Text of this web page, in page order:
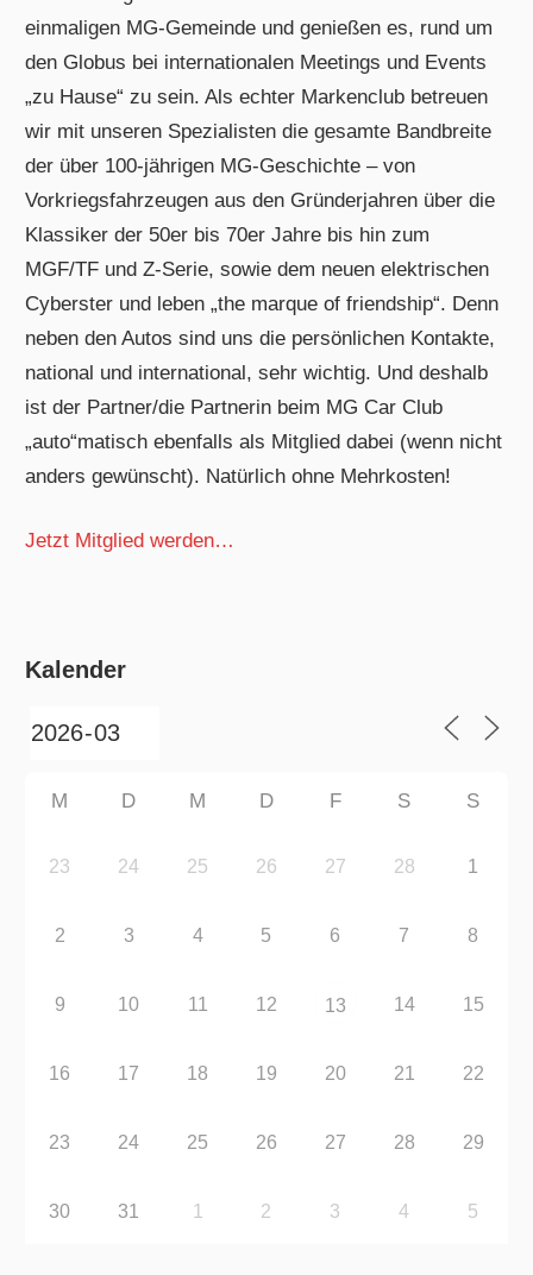
einmaligen MG-Gemeinde und genießen es, rund um
den Globus bei internationalen Meetings und Events
„zu Hause“ zu sein. Als echter Markenclub betreuen
wir mit unseren Spezialisten die gesamte Bandbreite
der über 100-jährigen MG-Geschichte – von
Vorkriegsfahrzeugen aus den Gründerjahren über die
Klassiker der 50er bis 70er Jahre bis hin zum
MGF/TF und Z-Serie, sowie dem neuen elektrischen
Cyberster und leben „the marque of friendship“. Denn
neben den Autos sind uns die persönlichen Kontakte,
national und international, sehr wichtig. Und deshalb
ist der Partner/die Partnerin beim MG Car Club
„auto“matisch ebenfalls als Mitglied dabei (wenn nicht
anders gewünscht). Natürlich ohne Mehrkosten!
Jetzt Mitglied werden…
Kalender
M D M D F S S
23 24 25 26 27 28 1
2 3 4 5 6 7 8
9 10 11 12 13 14 15
16 17 18 19 20 21 22
23 24 25 26 27 28 29
30 31 1 2 3 4 5